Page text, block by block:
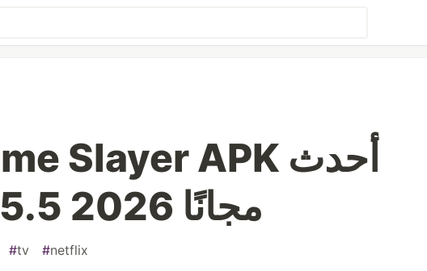
إصدار v1.5.5 2026 مجانًا
#tv #netflix